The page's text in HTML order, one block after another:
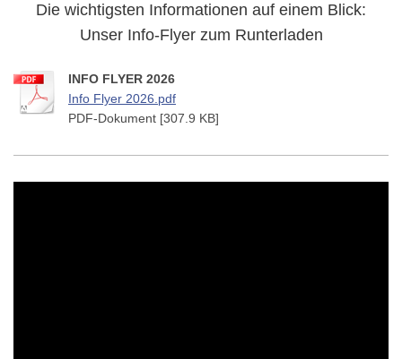
Die wichtigsten Informationen auf einem Blick:
Unser Info-Flyer zum Runterladen
INFO FLYER 2026
Info Flyer 2026.pdf
PDF-Dokument [307.9 KB]